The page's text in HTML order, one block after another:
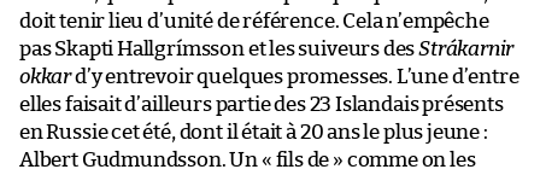
doit tenir lieu d’unité de référence. Cela n’empêche
pas Skapti Hallgrímsson et les suiveurs desStrákarnir
okkard’y entrevoir quelques promesses. L’une d’entre
elles faisait d’ailleurs partie des 23 Islandais présents
en Russie cet été, dont il était à 20 ans le plus jeune :
Albert Gudmundsson. Un « fils de » comme on les